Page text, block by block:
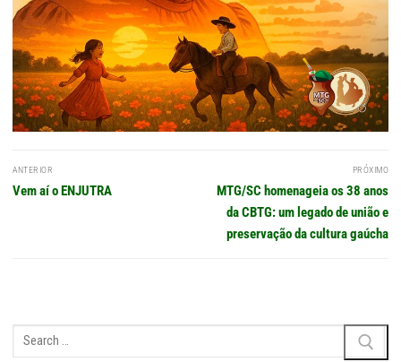
Navegação
de
ANTERIOR
Post
Vem aí o ENJUTRA
PRÓXIMO
Próximo
post:
MTG/SC homenageia os 38 anos
da CBTG: um legado de união e
preservação da cultura gaúcha
Pesquisar
por: